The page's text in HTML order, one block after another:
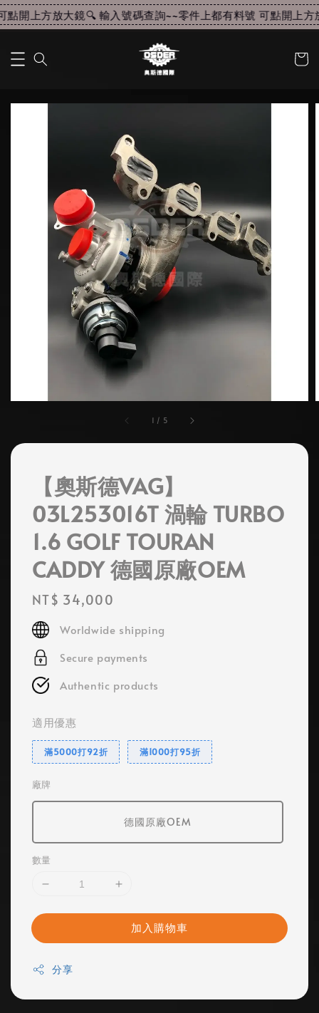
開上方放大鏡🔍 輸入號碼查詢~~零件上都有料號 可點開上方
1 / 5
【奧斯德VAG】
03L253016T 渦輪 TURBO
1.6 GOLF TOURAN
CADDY 德國原廠OEM
Regular
price
NT$ 34,000
Worldwide shipping
Secure payments
Authentic products
適用優惠
滿5000打92折 滿1000打95折
廠牌
德國原廠OEM
數量
加入購物車
分享